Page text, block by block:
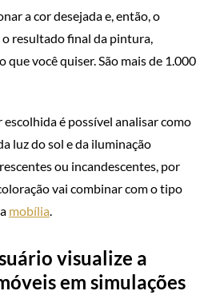
a cor desejada e, então, o
resultado final da pintura,
você quiser. São mais de 1.000
é possível analisar como
luz do sol e da iluminação
ou incandescentes, por
vai combinar com o tipo
mobília.
visualize a
em simulações